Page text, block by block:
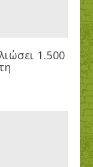
1.500